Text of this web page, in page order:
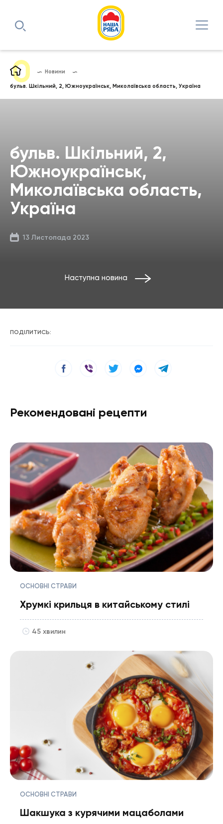
Новини
бульв. Шкільний, 2, Южноукраїнськ, Миколаївська область, Україна
бульв. Шкільний, 2,
Южноукраїнськ,
Миколаївська область,
Україна
13 Листопада 2023
Наступна новина
ПОДІЛИТИСЬ:
Рекомендовані рецепти
ОСНОВНІ СТРАВИ
Хрумкі крильця в китайському стилі
45 хвилин
ОСНОВНІ СТРАВИ
Шакшука з курячими мацаболами